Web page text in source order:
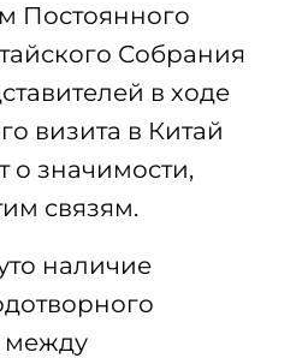
Постоянного
Собрания
в ходе
визита в Китай
о значимости,
связям.
наличие
между